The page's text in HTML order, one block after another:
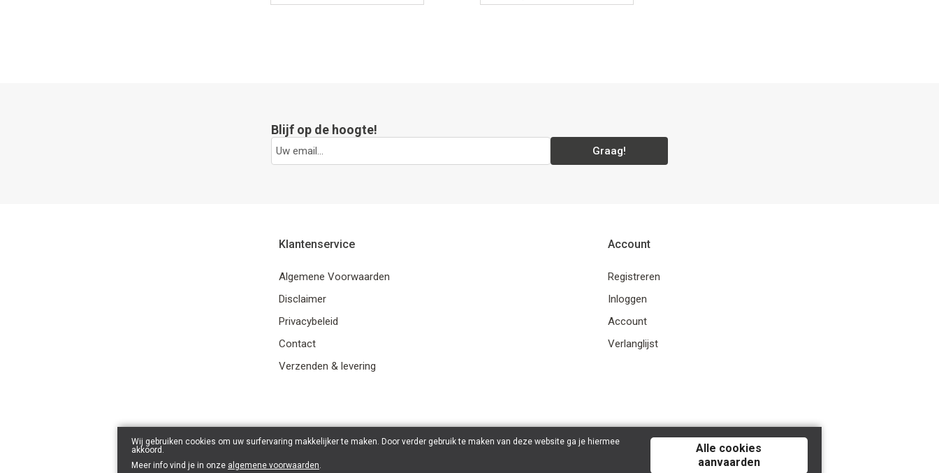
Blijf op de hoogte!
Graag!
Klantenservice
Algemene Voorwaarden
Disclaimer
Privacybeleid
Contact
Verzenden & levering
Account
Registreren
Inloggen
Account
Verlanglijst
Wij gebruiken cookies om uw surfervaring makkelijker te maken. Door verder gebruik te maken van deze website ga je hiermee
akkoord.
Meer info vind je in onze algemene voorwaarden.
Alle cookies
aanvaarden